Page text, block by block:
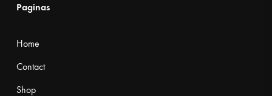
Paginas
Home
Contact
Shop